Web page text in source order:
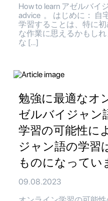
How to learn アゼルバイ
advice 。 はじめに： 自
学習することは、特に
な作業に思えるかもし
な […]
勉強に最適なオ
ゼルバイジャン
学習の可能性に
ジャン語の学習
ものになってい
09.08.2023